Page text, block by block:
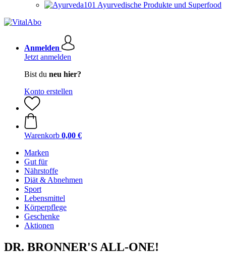
Ayurvedische Produkte und Superfood
Anmelden
Jetzt anmelden
Bist du neu hier?
Konto erstellen
Warenkorb 0,00 €
Marken
Gut für
Nährstoffe
Diät & Abnehmen
Sport
Lebensmittel
Körperpflege
Geschenke
Aktionen
DR. BRONNER'S ALL-ONE!